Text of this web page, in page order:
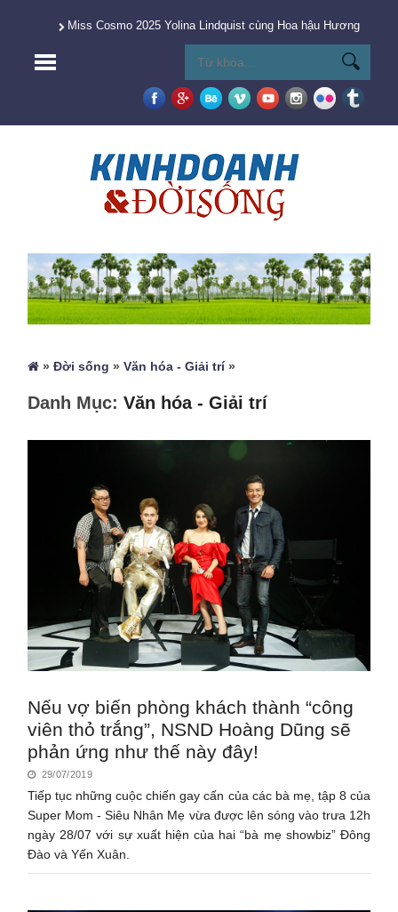
Miss Cosmo 2025 Yolina Lindquist cùng Hoa hậu Hương
»Đời sống »Văn hóa - Giải trí»
Danh Mục:Văn hóa - Giải trí
Nếu vợ biến phòng khách thành “công
viên thỏ trắng”, NSND Hoàng Dũng sẽ
phản ứng như thế này đây!
29/07/2019
Tiếp tục những cuộc chiến gay cấn của các bà mẹ, tập 8 của
Super Mom - Siêu Nhân Mẹ vừa được lên sóng vào trưa 12h
ngày 28/07 với sự xuất hiện của hai “bà mẹ showbiz” Đông
Đào và Yến Xuân.